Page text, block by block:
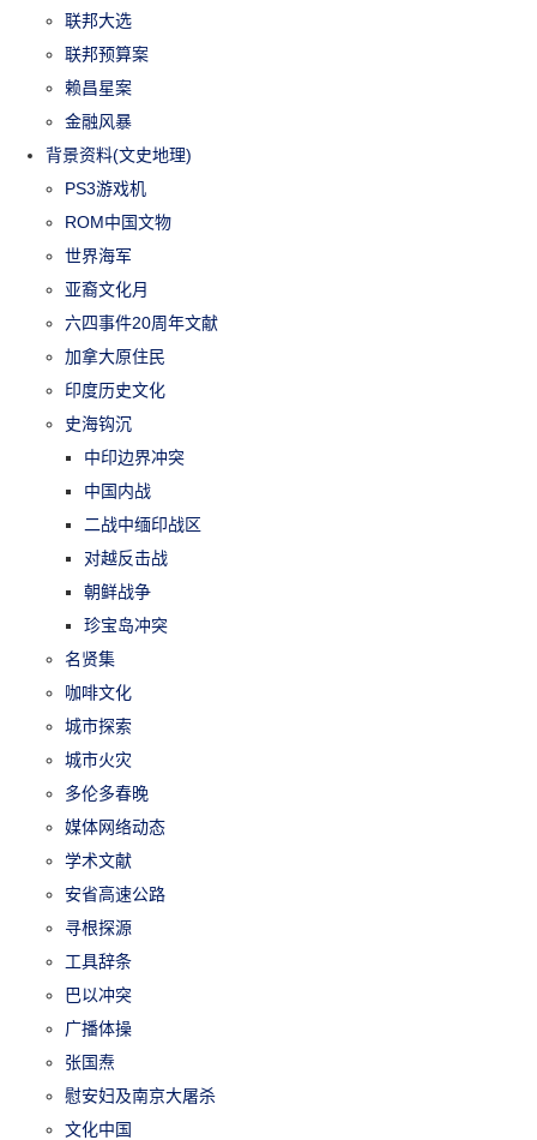
联邦大选
联邦预算案
赖昌星案
金融风暴
背景资料(文史地理)
PS3游戏机
ROM中国文物
世界海军
亚裔文化月
六四事件20周年文献
加拿大原住民
印度历史文化
史海钩沉
中印边界冲突
中国内战
二战中缅印战区
对越反击战
朝鲜战争
珍宝岛冲突
名贤集
咖啡文化
城市探索
城市火灾
多伦多春晚
媒体网络动态
学术文献
安省高速公路
寻根探源
工具辞条
巴以冲突
广播体操
张国焘
慰安妇及南京大屠杀
文化中国